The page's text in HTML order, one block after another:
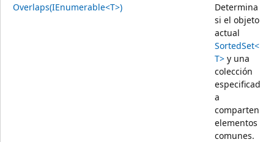
Overlaps(IEnumerable<T>)
Determina
si el objeto
actual
SortedSet<
T> y una
colección
especificad
a
comparten
elementos
comunes.